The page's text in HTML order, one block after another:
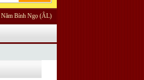
Năm Bính Ngọ (ÂL)